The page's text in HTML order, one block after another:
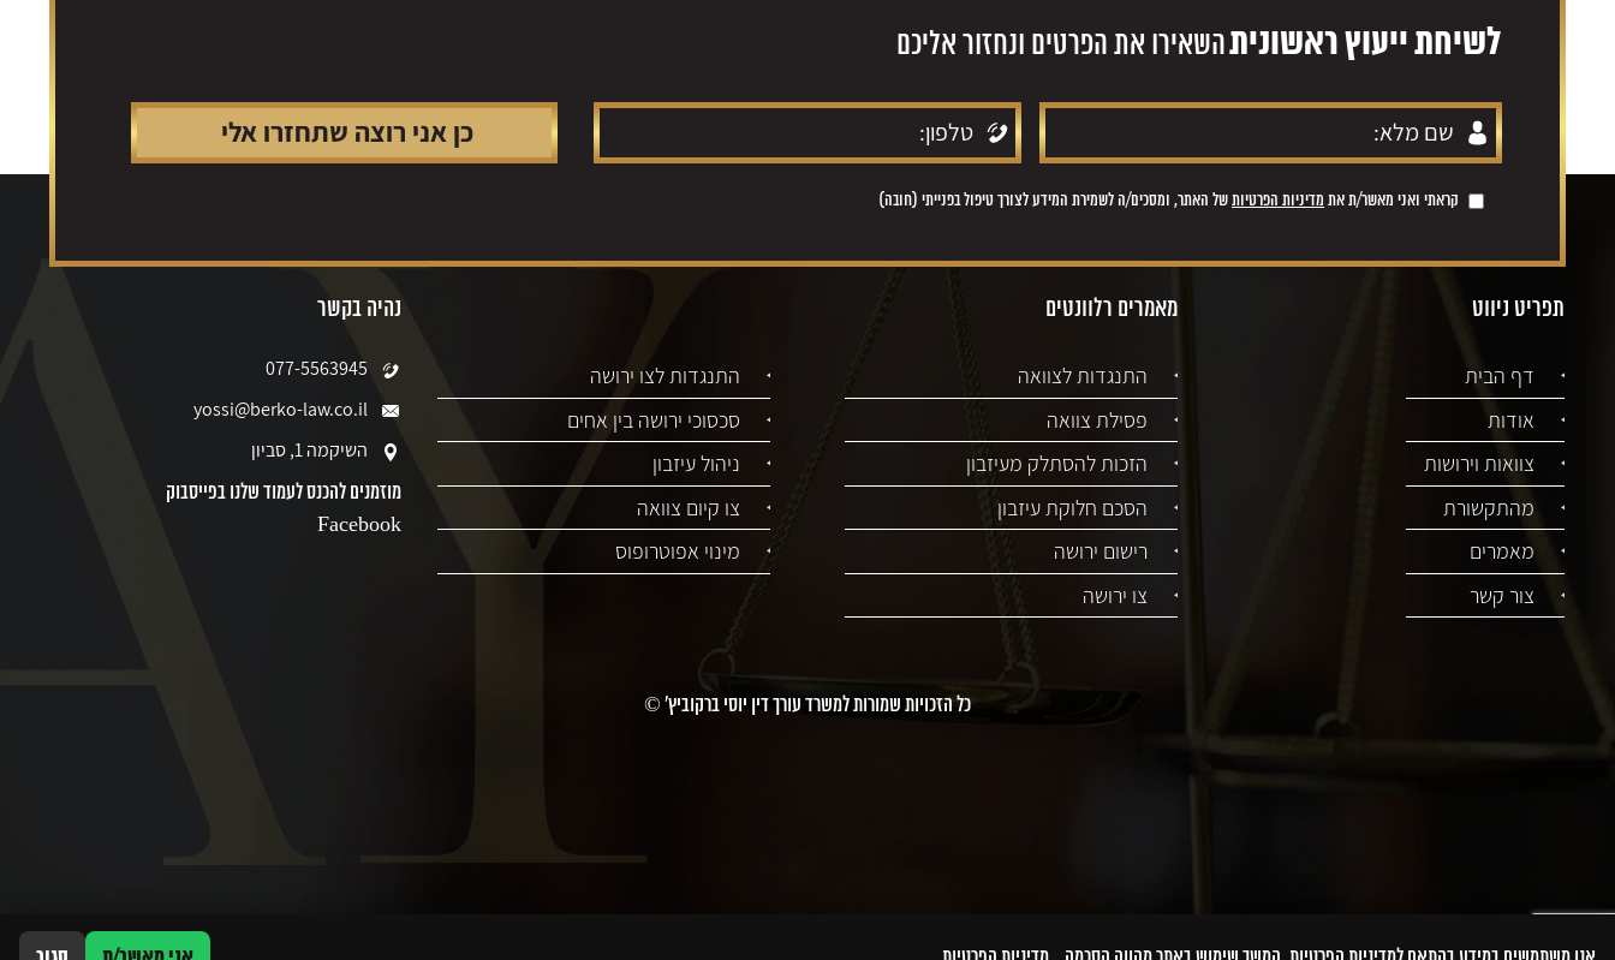
לשיחת ייעוץ ראשוניתהשאירו את הפרטים ונחזור אליכם
קראתי ואני מאשר/ת את מדיניות הפרטיותשל האתר, ומסכים/ה לשמירת המידע לצורך טיפול בפנייתי (חובה)
תפריט ניווט
דף הבית
אודות
צוואות וירושות
מהתקשורת
מאמרים
צור קשר
מאמרים רלוונטים
התנגדות לצוואה
התנגדות לצו ירושה
פסילת צוואה
סכסוכי ירושה בין אחים
הזכות להסתלק מעיזבון
ניהול עיזבון
הסכם חלוקת עיזבון
צו קיום צוואה
רישום ירושה
מינוי אפוטרופוס
צו ירושה
נהיה בקשר
077-5563945
yossi@berko-law.co.il
השיקמה 1, סביון
מוזמנים להכנס לעמוד שלנו בפייסבוק
Facebook
כל הזכויות שמורות למשרד עורך דין יוסי ברקוביץ' ©